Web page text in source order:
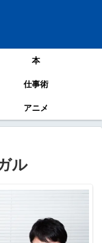
本
仕事術
アニメ
ル